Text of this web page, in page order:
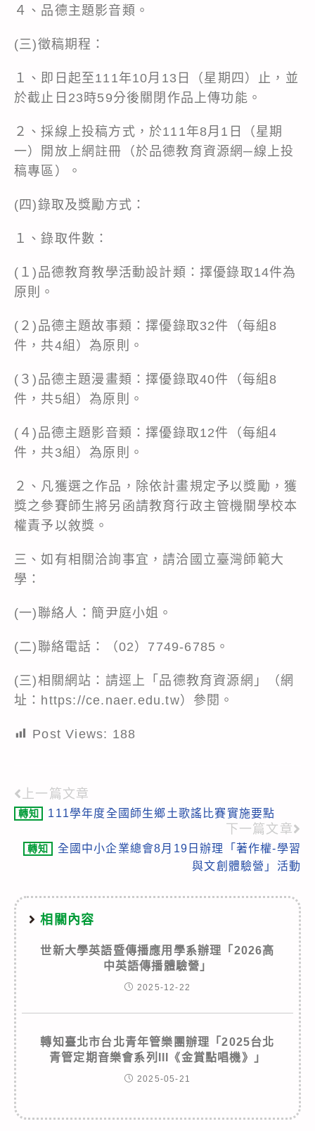
４、品德主題影音類。
(三)徵稿期程：
１、即日起至111年10月13日（星期四）止，並
於截止日23時59分後關閉作品上傳功能。
２、採線上投稿方式，於111年8月1日（星期
一）開放上網註冊（於品德教育資源網─線上投
稿專區）。
(四)錄取及獎勵方式：
１、錄取件數：
(１)品德教育教學活動設計類：擇優錄取14件為
原則。
(２)品德主題故事類：擇優錄取32件（每組8
件，共4組）為原則。
(３)品德主題漫畫類：擇優錄取40件（每組8
件，共5組）為原則。
(４)品德主題影音類：擇優錄取12件（每組4
件，共3組）為原則。
２、凡獲選之作品，除依計畫規定予以獎勵，獲
獎之參賽師生將另函請教育行政主管機關學校本
權責予以敘獎。
三、如有相關洽詢事宜，請洽國立臺灣師範大
學：
(一)聯絡人：簡尹庭小姐。
(二)聯絡電話：（02）7749-6785。
(三)相關網站：請逕上「品德教育資源網」（網
址：https://ce.naer.edu.tw）參閱。
Post Views: 188
Read
more
articles
上一篇文章
轉知 111學年度全國師生鄉土歌謠比賽實施要點
下一篇文章
轉知
全國中小企業總會8月19日辦理「著作權-學習
與文創體驗營」活動
相關內容
世新大學英語暨傳播應用學系辦理「2026高
中英語傳播體驗營」
2025-12-22
轉知臺北市台北青年管樂團辦理「2025台北
青管定期音樂會系列III《金賞點唱機》」
2025-05-21